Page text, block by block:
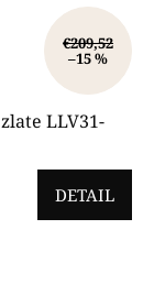
€209,52
–15 %
LLV31-
DETAIL